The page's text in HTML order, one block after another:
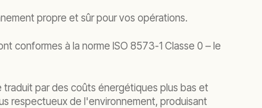
propre et sûr pour vos opérations.
conformes à la norme ISO 8573-1 Classe 0 – le
par des coûts énergétiques plus bas et
respectueux de l'environnement, produisant